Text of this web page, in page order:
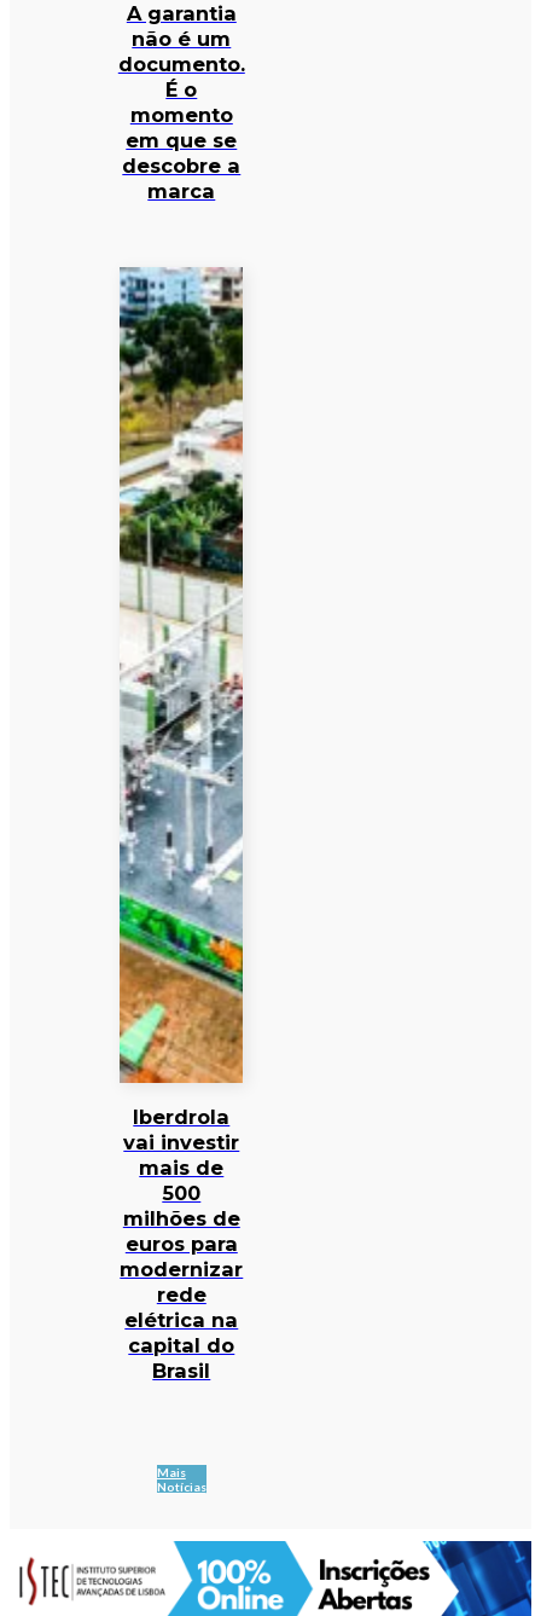
A garantia
não é um
documento.
É o
momento
em que se
descobre a
marca
Iberdrola
vai investir
mais de
500
milhões de
euros para
modernizar
rede
elétrica na
capital do
Brasil
Mais
Notícias